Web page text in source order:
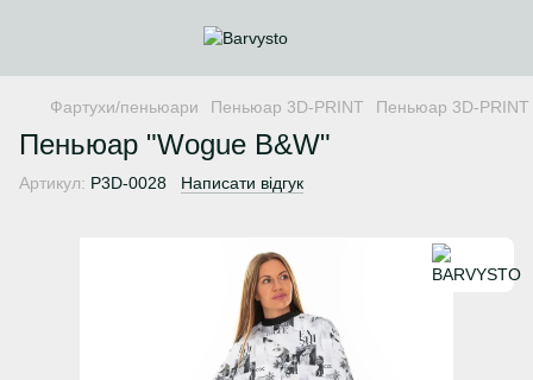
Фартухи/пеньюари Пеньюар 3D-PRINT Пеньюар 3D-PRINT
Пеньюар "Wogue B&W"
Артикул: P3D-0028 Написати відгук